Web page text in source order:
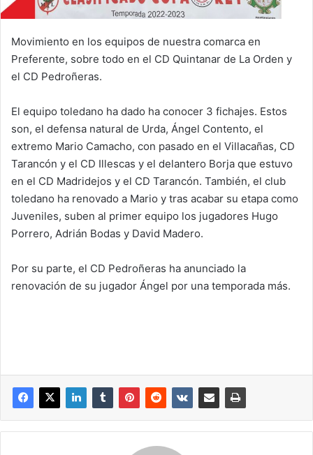
Movimiento en los equipos de nuestra comarca en
Preferente, sobre todo en el CD Quintanar de La Orden y
el CD Pedroñeras.
El equipo toledano ha dado ha conocer 3 fichajes. Estos
son, el defensa natural de Urda, Ángel Contento, el
extremo Mario Camacho, con pasado en el Villacañas, CD
Tarancón y el CD Illescas y el delantero Borja que estuvo
en el CD Madridejos y el CD Tarancón. También, el club
toledano ha renovado a Mario y tras acabar su etapa como
Juveniles, suben al primer equipo los jugadores Hugo
Porrero, Adrián Bodas y David Madero.
Por su parte, el CD Pedroñeras ha anunciado la
renovación de su jugador Ángel por una temporada más.